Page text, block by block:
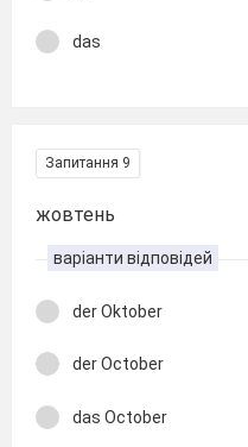
das
Запитання 9
жовтень
варіанти відповідей
der Oktober
der October
das October